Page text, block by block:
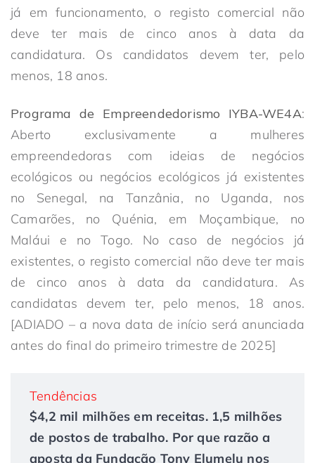
já em funcionamento, o registo comercial não
deve ter mais de cinco anos à data da
candidatura. Os candidatos devem ter, pelo
menos, 18 anos.
Programa de Empreendedorismo IYBA-WE4A:
Aberto exclusivamente a mulheres
empreendedoras com ideias de negócios
ecológicos ou negócios ecológicos já existentes
no Senegal, na Tanzânia, no Uganda, nos
Camarões, no Quénia, em Moçambique, no
Maláui e no Togo. No caso de negócios já
existentes, o registo comercial não deve ter mais
de cinco anos à data da candidatura. As
candidatas devem ter, pelo menos, 18 anos.
[ADIADO – a nova data de início será anunciada
antes do final do primeiro trimestre de 2025]
Tendências
$4,2 mil milhões em receitas. 1,5 milhões
de postos de trabalho. Por que razão a
aposta da Fundação Tony Elumelu nos